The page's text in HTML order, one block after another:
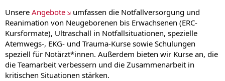
Unsere Angebote
umfassen die Notfallversorgung und
Reanimation von Neugeborenen bis Erwachsenen (ERC-
Kursformate), Ultraschall in Notfallsituationen, spezielle
Atemwegs-, EKG- und Trauma-Kurse sowie Schulungen
speziell für Notärzt*innen. Außerdem bieten wir Kurse an, die
die Teamarbeit verbessern und die Zusammenarbeit in
kritischen Situationen stärken.